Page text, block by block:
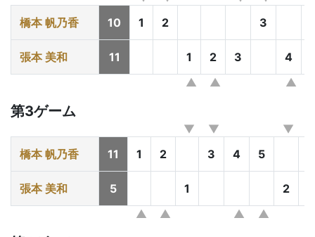
橋本 帆乃香 10 1 2 3
張本 美和 11 1 2 3 4
第3ゲーム
橋本 帆乃香 11 1 2 3 4 5
張本 美和 5 1 2